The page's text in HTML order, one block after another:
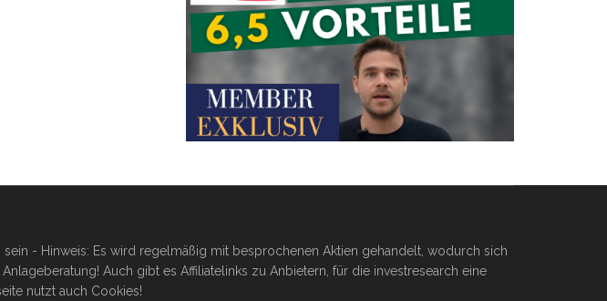
- Hinweis: Es wird regelmäßig mit besprochenen Aktien gehandelt, wodurch sich
Auch gibt es Affiliatelinks zu Anbietern, für die investresearch eine
nutzt auch Cookies!